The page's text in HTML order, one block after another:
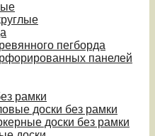
пегборда
панелей
рамки
доски без рамки
доски без рамки